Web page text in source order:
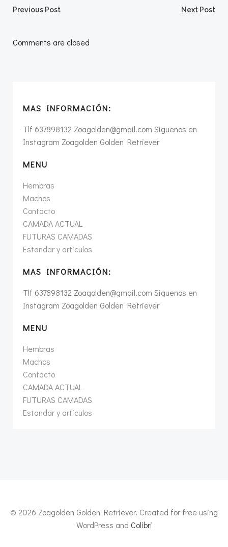
Navegación
de
Previous Post Next Post
Comments are closed
MAS INFORMACIÓN:
Tlf 637898132 Zoagolden@gmail.com Siguenos en
Instagram Zoagolden Golden Retriever
MENU
Hembras
Machos
Contacto
CAMADA ACTUAL
FUTURAS CAMADAS
Estandar y articulos
MAS INFORMACIÓN:
Tlf 637898132 Zoagolden@gmail.com Siguenos en
Instagram Zoagolden Golden Retriever
MENU
Hembras
Machos
Contacto
CAMADA ACTUAL
FUTURAS CAMADAS
Estandar y articulos
© 2026 Zoagolden Golden Retriever. Created for free using
WordPress and Colibri